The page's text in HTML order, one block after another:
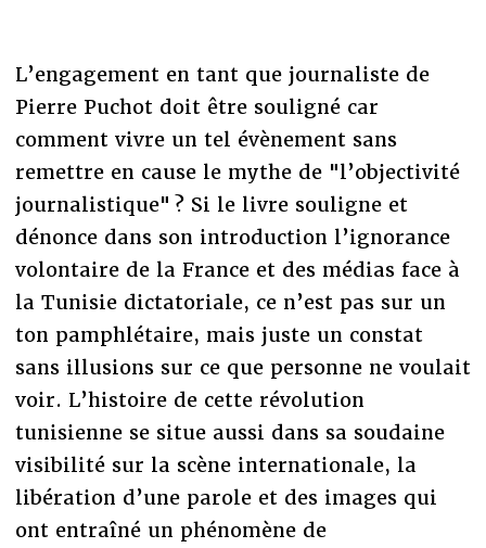
L’engagement en tant que journaliste de
Pierre Puchot doit être souligné car
comment vivre un tel évènement sans
remettre en cause le mythe de "l’objectivité
journalistique" ? Si le livre souligne et
dénonce dans son introduction l’ignorance
volontaire de la France et des médias face à
la Tunisie dictatoriale, ce n’est pas sur un
ton pamphlétaire, mais juste un constat
sans illusions sur ce que personne ne voulait
voir. L’histoire de cette révolution
tunisienne se situe aussi dans sa soudaine
visibilité sur la scène internationale, la
libération d’une parole et des images qui
ont entraîné un phénomène de